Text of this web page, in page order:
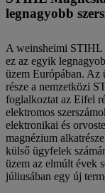
legnagyobb
A weinsheimi STIHL
ez az egyik
üzem Európában. Az
része a nemzetközi
foglalkoztat az Eifel
elektromos
elektronikai és
magnézium
külső ügyfelek
üzem az elmúlt évek
júliusában egy új